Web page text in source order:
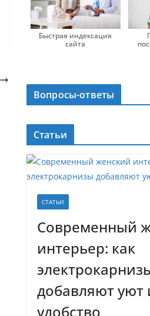
Быстрая индексация
сайта
Вопросы-ответы
Статьи
СТАТЬИ
Современный
интерьер: как
добавляют уют
удобство